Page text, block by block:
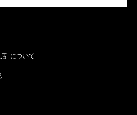
-について